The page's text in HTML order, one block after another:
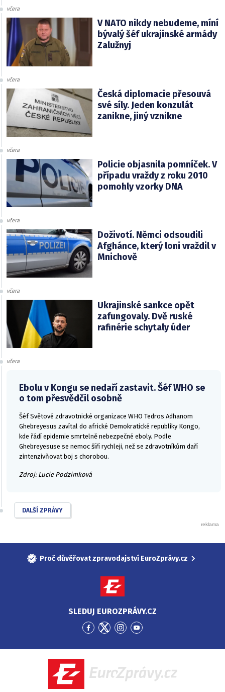
včera
V NATO nikdy nebudeme, míní
bývalý šéf ukrajinské armády
Zalužnyj
včera
Česká diplomacie přesouvá
své síly. Jeden konzulát
zanikne, jiný vznikne
včera
Policie objasnila pomníček. V
případu vraždy z roku 2010
pomohly vzorky DNA
včera
Doživotí. Němci odsoudili
Afghánce, který loni vraždil v
Mnichově
včera
Ukrajinské sankce opět
zafungovaly. Dvě ruské
rafinérie schytaly úder
včera
Ebolu v Kongu se nedaří zastavit. Šéf WHO se
o tom přesvědčil osobně
Šéf Světové zdravotnické organizace WHO Tedros Adhanom
Ghebreyesus zavítal do africké Demokratické republiky Kongo,
kde řádí epidemie smrtelně nebezpečné eboly. Podle
Ghebreyesuse se nemoc šíří rychleji, než se zdravotníkům daří
zintenzivňovat boj s chorobou.
Zdroj: Lucie Podzimková
DALŠÍ ZPRÁVY
Proč důvěřovat zpravodajství EuroZprávy.cz
SLEDUJ EUROZPRÁVY.CZ
Přejít
Facebook
Přejít
Twitter
Přejít
Instagram
Přejít
YouTube
EuroZprávy.cz